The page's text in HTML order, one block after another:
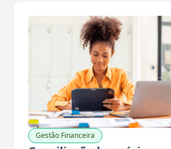
Gestão Financeira